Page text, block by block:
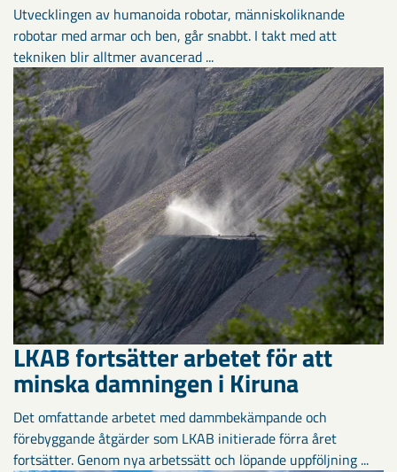
Utvecklingen av humanoida robotar, människoliknande
robotar med armar och ben, går snabbt. I takt med att
tekniken blir alltmer avancerad ...
LKAB fortsätter arbetet för att
minska damningen i Kiruna
Det omfattande arbetet med dammbekämpande och
förebyggande åtgärder som LKAB initierade förra året
fortsätter. Genom nya arbetssätt och löpande uppföljning ...